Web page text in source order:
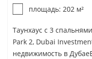
Royal Development
RSG Group
Rukan Developer
площадь: 202 м²
Таунхаус с 3
Park 2, Dubai
недвижимость в